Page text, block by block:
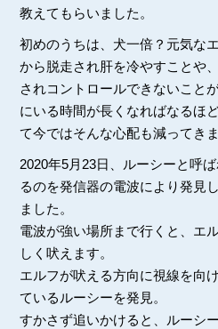
教えてもらいました。
初めのうちは、犬一倍？元気な
から脱走され肝を冷やすことや
されコントロールできないこと
にいる時間が長くなればなるほ
て今ではそんな心配も減ってきま
2020年5月23日、ルーシーと呼
るのを発信器の電波により発見
ました。
電波が強い場所まで行くと、エ
しく吠えます。
エルフが吠える方向に視線を向
ているルーシーを発見。
すかさず追いかけると、ルーシ